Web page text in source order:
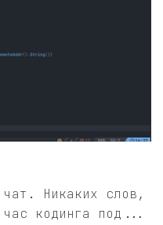
Никаких слов,
час кодинга под...